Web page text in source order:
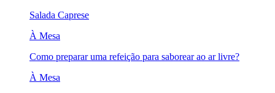
Salada Caprese
À Mesa
Como preparar uma refeição para saborear ao ar livre?
À Mesa